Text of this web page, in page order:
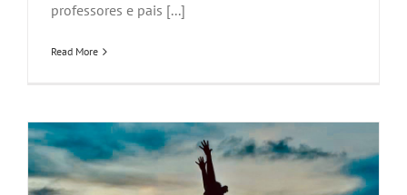
professores e pais [...]
Read More